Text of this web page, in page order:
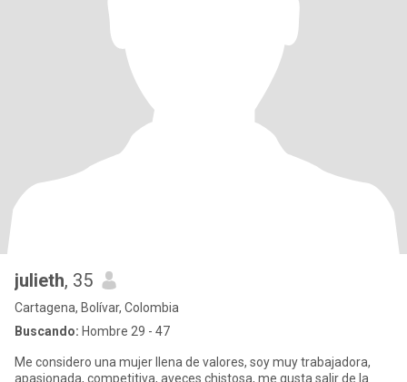
julieth, 35
Cartagena, Bolívar, Colombia
Buscando: Hombre 29 - 47
Me considero una mujer llena de valores, soy muy trabajadora,
apasionada, competitiva, aveces chistosa, me gusta salir de la